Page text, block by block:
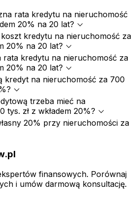
rata kredytu na nieruchomość
20% na 20 lat? expand_more
koszt kredytu na nieruchomość za
20% na 20 lat? expand_more
rata kredytu na nieruchomość za
20% na 20 lat? expand_more
kredyt na nieruchomość za 700
expand_more
trzeba mieć na
tys. zł z wkładem 20%? expand_more
20% przy nieruchomości za
finansowych. Porównaj
i umów darmową konsultację.